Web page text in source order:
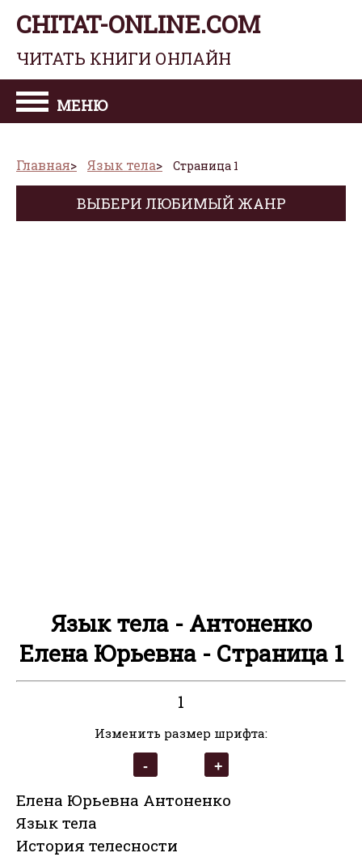
CHITAT-ONLINE.COM
ЧИТАТЬ КНИГИ ОНЛАЙН
МЕНЮ
Главная Язык тела Страница 1
ВЫБЕРИ ЛЮБИМЫЙ ЖАНР
Язык тела - Антоненко
Елена Юрьевна - Страница 1
1
Изменить размер шрифта:
Елена Юрьевна Антоненко
Язык тела
История телесности